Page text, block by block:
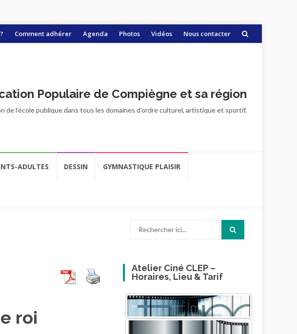
Comment adhérer Agenda Photos Vidéos Nous contacter
Populaire de Compiègne et sa région
de l’école publique dans tous les domaines d'ordre culturel, artistique et sportif.
ADULTES DESSIN GYMNASTIQUE PLAISIR
roi
Atelier Ciné CLEP –
Horaires, Lieu & Tarif